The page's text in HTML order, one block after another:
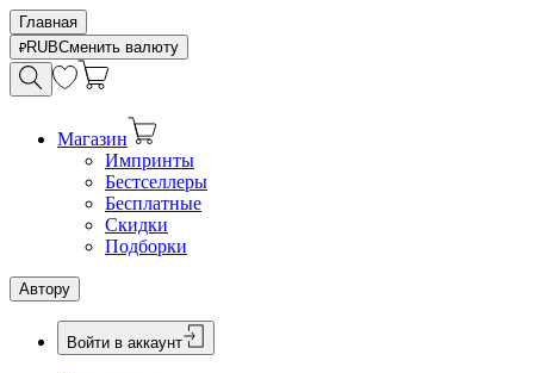
Главная
RUBСменить валюту
Магазин
Импринты
Бестселлеры
Бесплатные
Скидки
Подборки
Автору
Войти в аккаунт